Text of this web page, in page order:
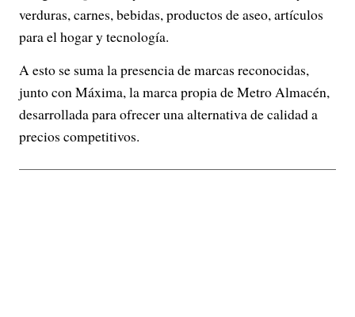
verduras, carnes, bebidas, productos de aseo, artículos
para el hogar y tecnología.
A esto se suma la presencia de marcas reconocidas,
junto con Máxima, la marca propia de Metro Almacén,
desarrollada para ofrecer una alternativa de calidad a
precios competitivos.